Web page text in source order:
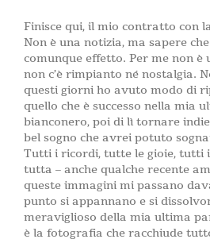
Finisce qui, il mio contratto con
Non è una notizia, ma sapere
comunque effetto. Per me non
non c’è rimpianto né nostalgia.
questi giorni ho avuto modo di
quello che è successo nella mia
bianconero, poi di lì tornare
bel sogno che avrei potuto
Tutti i ricordi, tutte le gioie, tutti
tutta – anche qualche recente
queste immagini mi passano
punto si appannano e si
meraviglioso della mia ultima
è la fotografia che racchiude